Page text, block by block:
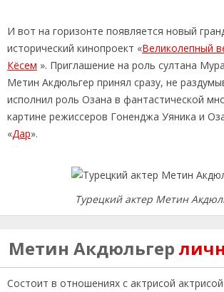
И вот на горизонте появляется новый
исторический кинопроект «Великолепный
Кёсем ». Приглашение на роль султана
Метин Акдюльгер принял сразу, не
исполнил роль Озана в фантастической
картине режиссеров Гоненджа Уяника и
«Дар».
Турецкий актер Метин
Метин Акдюльгер
Состоит в отношениях с актрисой